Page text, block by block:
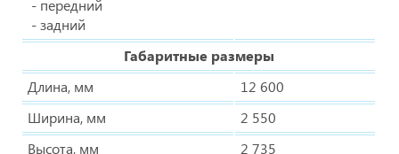
- передний
- задний
Габаритные размеры
Длина, мм
12 600
Ширина, мм
2 550
Высота, мм
2 735